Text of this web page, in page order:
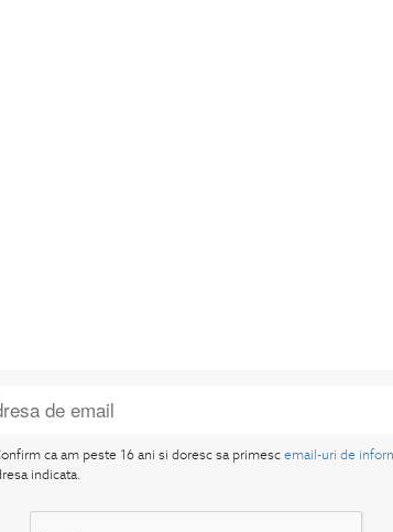
ca am peste 16 ani si doresc sa primescemail-uri de
indicata.